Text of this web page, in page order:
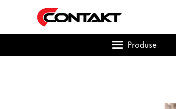
Produse